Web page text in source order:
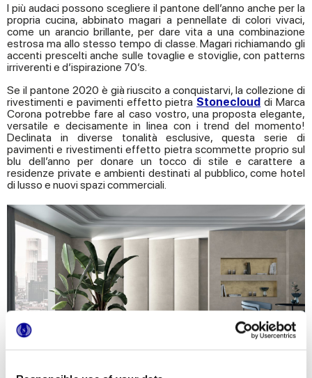
I più audaci possono scegliere il pantone dell’anno anche per la
propria cucina, abbinato magari a pennellate di colori vivaci,
come un arancio brillante, per dare vita a una combinazione
estrosa ma allo stesso tempo di classe. Magari richiamando gli
accenti prescelti anche sulle tovaglie e stoviglie, con patterns
irriverenti e d’ispirazione 70’s.
Se il pantone 2020 è già riuscito a conquistarvi, la collezione di
rivestimenti e pavimenti effetto pietra Stonecloud di Marca
Corona potrebbe fare al caso vostro, una proposta elegante,
versatile e decisamente in linea con i trend del momento!
Declinata in diverse tonalità esclusive, questa serie di
pavimenti e rivestimenti effetto pietra scommette proprio sul
blu
dell’anno
per donare un tocco di stile e carattere a
residenze private e ambienti destinati al pubblico, come hotel
di lusso e nuovi spazi commerciali.